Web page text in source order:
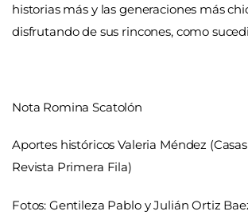
historias más y las generaciones más
disfrutando de sus rincones, como
Nota Romina Scatolón
Aportes históricos Valeria Méndez
Revista Primera Fila)
Fotos: Gentileza Pablo y Julián Ortiz